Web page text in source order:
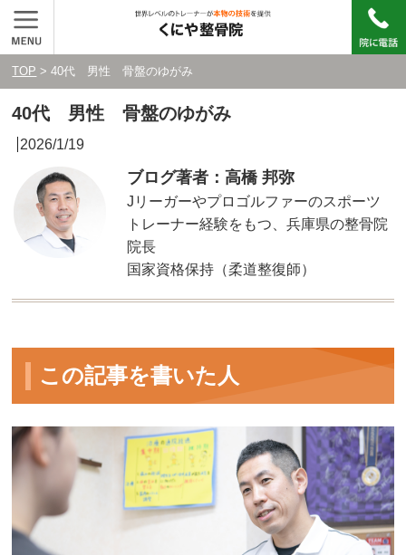
TOP > 40代 男性 骨盤のゆがみ
40代 男性 骨盤のゆがみ
2026/1/19
ブログ著者：高橋 邦弥
Jリーガーやプロゴルファーのスポーツ
トレーナー経験をもつ、兵庫県の整骨院
院長
国家資格保持（柔道整復師）
この記事を書いた人